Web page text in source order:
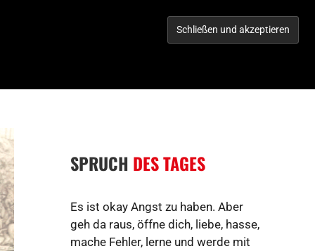
KONTAKT GEWINNSPIEL
SPRUCH DES TAGES
Es ist okay Angst zu haben. Aber
geh da raus, öffne dich, liebe, hasse,
mache Fehler, lerne und werde mit